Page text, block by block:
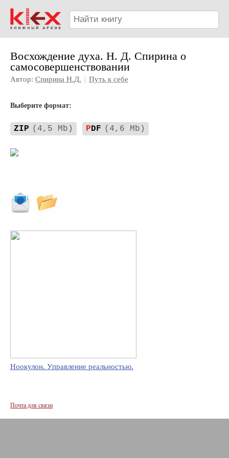
Восхождение духа. Н. Д. Спирина о
самосовершенствовании
Автор: Спирина Н.Д. | Путь к себе
Выберите формат:
ZIP (4,5 Mb) PDF (4,6 Mb)
Ноокулон. Управление реальностью.
Почта для связи